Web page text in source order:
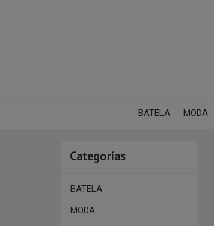
BATELA MODA
Categorías
BATELA
MODA